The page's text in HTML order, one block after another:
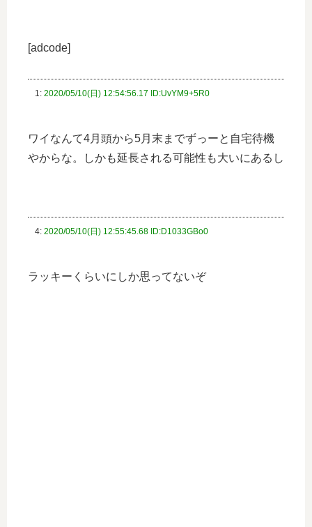
[adcode]
1: 2020/05/10(日) 12:54:56.17 ID:UvYM9+5R0
ワイなんて4月頭から5月末までずっーと自宅待機
やからな。しかも延長される可能性も大いにあるし
4: 2020/05/10(日) 12:55:45.68 ID:D1033GBo0
ラッキーくらいにしか思ってないぞ